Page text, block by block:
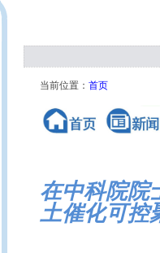
当前位置： 首页
在中科院院
土催化可控